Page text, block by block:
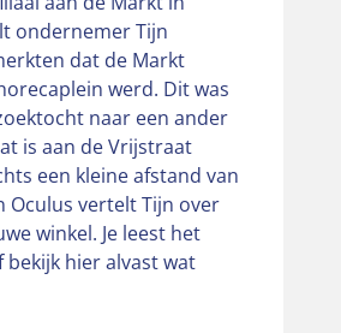
ondernemer Tijn
dat de Markt
werd. Dit was
naar een ander
is aan de Vrijstraat
een kleine afstand van
Oculus vertelt Tijn over
winkel. Je leest het
bekijk hier alvast wat